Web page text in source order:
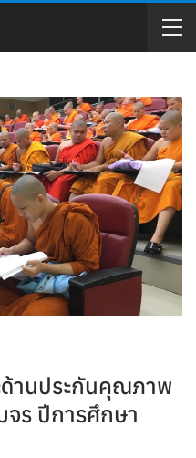
ด้านประกันคุณภาพ
ร ปีการศึกษา